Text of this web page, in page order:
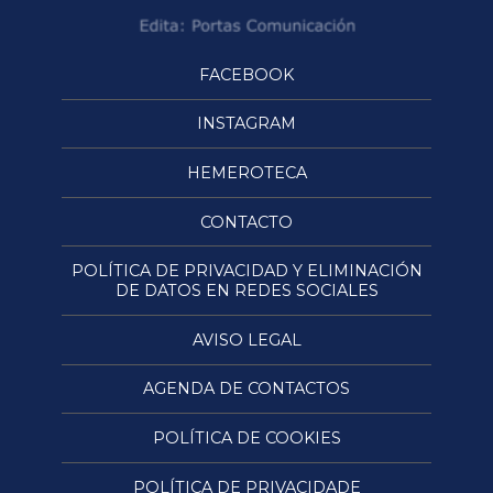
FACEBOOK
INSTAGRAM
HEMEROTECA
CONTACTO
POLÍTICA DE PRIVACIDAD Y ELIMINACIÓN
DE DATOS EN REDES SOCIALES
AVISO LEGAL
AGENDA DE CONTACTOS
POLÍTICA DE COOKIES
POLÍTICA DE PRIVACIDADE